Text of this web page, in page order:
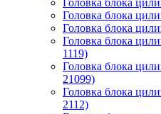
Головка блока
Головка блока
Головка блока
Головка блока
1119)
Головка блока
21099)
Головка блока
2112)